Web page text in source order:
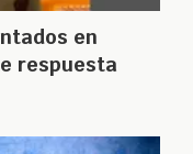
en
respuesta